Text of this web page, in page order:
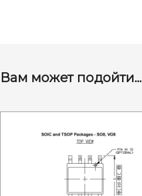
Вам может подойти...